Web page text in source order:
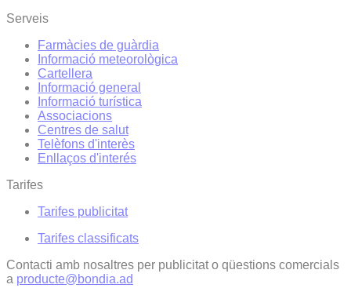
Serveis
Farmàcies de guàrdia
Informació meteorològica
Cartellera
Informació general
Informació turística
Associacions
Centres de salut
Telèfons d'interès
Enllaços d'interés
Tarifes
Tarifes publicitat
Tarifes classificats
Contacti amb nosaltres per publicitat o qüestions comercials
a producte@bondia.ad